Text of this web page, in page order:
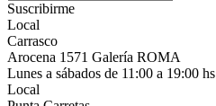
Suscribirme
Local
Carrasco
Arocena 1571 Galería ROMA
Lunes a sábados de 11:00 a 19:00 hs
Local